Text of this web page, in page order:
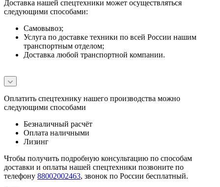
Доставка нашей спецтехники может осуществляться
следующими способами:
Самовывоз;
Услуга по доставке техники по всей России нашим
транспортным отделом;
Доставка любой транспортной компании.
Оплатить спецтехнику нашего производства можно
следующими способами
Безналичный расчёт
Оплата наличными
Лизинг
Чтобы получить подробную консультацию по способам
доставки и оплаты нашей спецтехники позвоните по
телефону 88002002463, звонок по России бесплатный.